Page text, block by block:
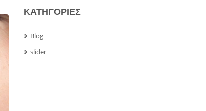
KΑΤΗΓΟΡΙΕΣ
Blog
slider